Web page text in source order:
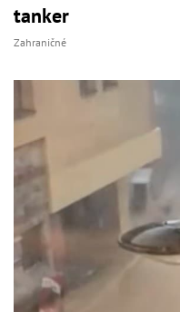
tanker
Zahraničné